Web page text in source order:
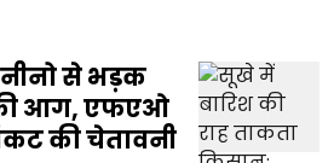
से भड़क
आग, एफएओ
की चेतावनी